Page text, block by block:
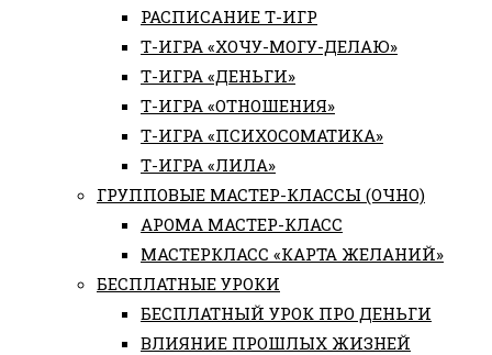
РАСПИСАНИЕ Т-ИГР
Т-ИГРА «ХОЧУ-МОГУ-ДЕЛАЮ»
Т-ИГРА «ДЕНЬГИ»
Т-ИГРА «ОТНОШЕНИЯ»
Т-ИГРА «ПСИХОСОМАТИКА»
Т-ИГРА «ЛИЛА»
ГРУППОВЫЕ МАСТЕР-КЛАССЫ (ОЧНО)
АРОМА МАСТЕР-КЛАСС
МАСТЕРКЛАСС «КАРТА ЖЕЛАНИЙ»
БЕСПЛАТНЫЕ УРОКИ
БЕСПЛАТНЫЙ УРОК ПРО ДЕНЬГИ
ВЛИЯНИЕ ПРОШЛЫХ ЖИЗНЕЙ